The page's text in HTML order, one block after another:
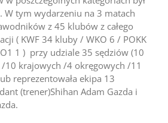
W tym wydarzeniu na 3 matach
z 45 klubów z całego
( KWF 34 kluby / WKO 6 / POKK
1 ) przy udziale 35 sędziów (10
10 krajowych /4 okręgowych /11
reprezentowała ekipa 13
(trener)Shihan Adam Gazda i